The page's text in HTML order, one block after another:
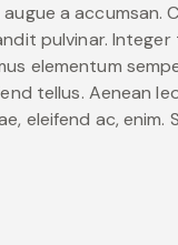
a accumsan.
pulvinar. Integer
elementum
tellus. Aenean
eleifend ac, enim.